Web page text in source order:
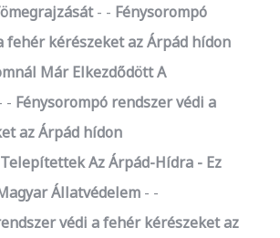
- Fénysorompó
fehér kérészeket az Árpád hídon
Már Elkezdődött A
- Fénysorompó rendszer védi a
az Árpád hídon
Az Árpád-Hídra - Ez
Állatvédelem
-
védi a fehér kérészeket az